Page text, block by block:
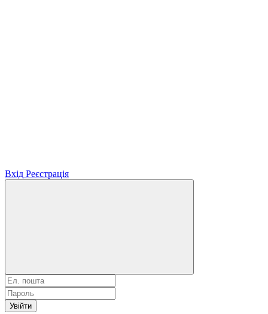
Вхід Реєстрація
Увійти